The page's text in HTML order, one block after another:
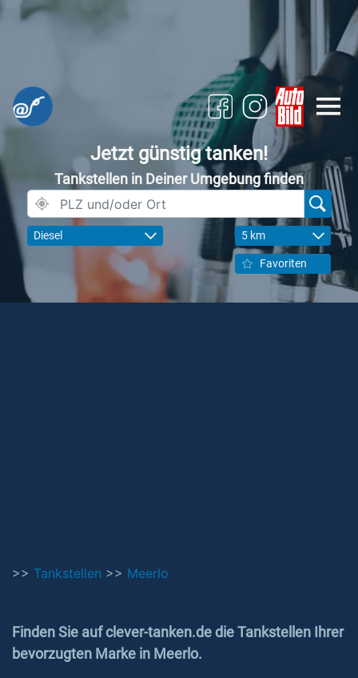
Jetzt günstig tanken!
Tankstellen in Deiner Umgebung finden
Diesel 5 km
Favoriten
>> Tankstellen >> Meerlo
Finden Sie auf clever-tanken.de die Tankstellen Ihrer
bevorzugten Marke in Meerlo.